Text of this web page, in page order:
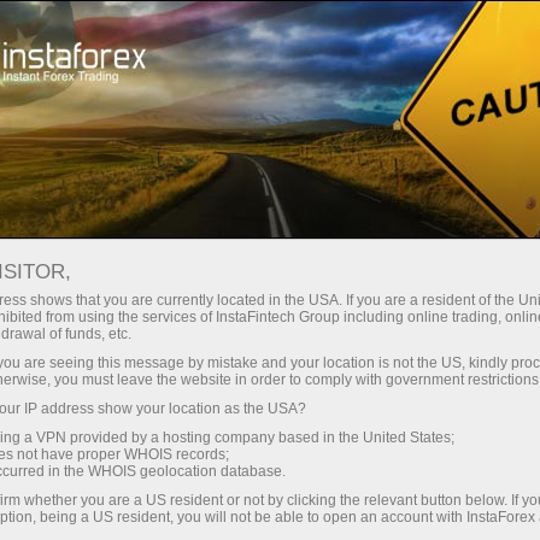
З InstaForex ви отримуєте доступ
можливостей: кредитне плече до
1:5000, одні з найкращих
спредів та комісій на ринку, а
також привабливі умови для
торгівлі акціями та індексами
Мінімальні спреди - максимум
Бонус 30% на кожен депозит
Швидкість
у трейдингу і на трасі
shows that you are currently located in the USA. If you are a resident of the
from using the services of InstaFintech Group including online trading,
of funds, etc.
are seeing this message by mistake and your location is not the US, kindly
you must leave the website in order to comply with government
IP address show your location as the USA?
a VPN provided by a hosting company based in the United States;
not have proper WHOIS records;
in the WHOIS geolocation database.
whether you are a US resident or not by clicking the relevant button below. If
being a US resident, you will not be able to open an account with InstaForex